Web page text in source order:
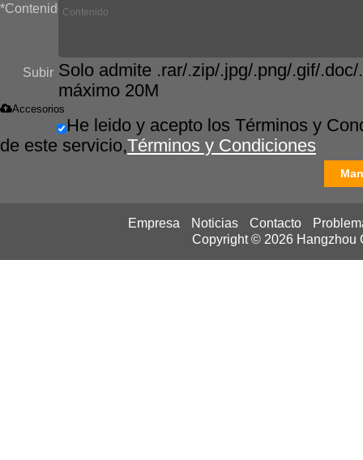
*Contenido
Subir Solo admite .rar/.zip/.jpg/.png/.gif/
máximo 20M
Accesorios
He leido y acepto los Términos y
de este servicio,Términos y Condiciones
Empresa Noticias Contacto
Copyright © 2026 Hangzhou